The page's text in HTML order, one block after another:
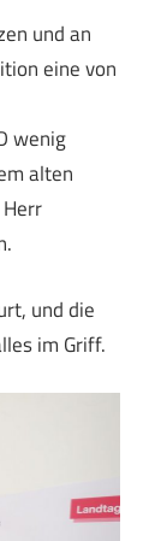
und an
eine von
wenig
alten
und die
im Griff.